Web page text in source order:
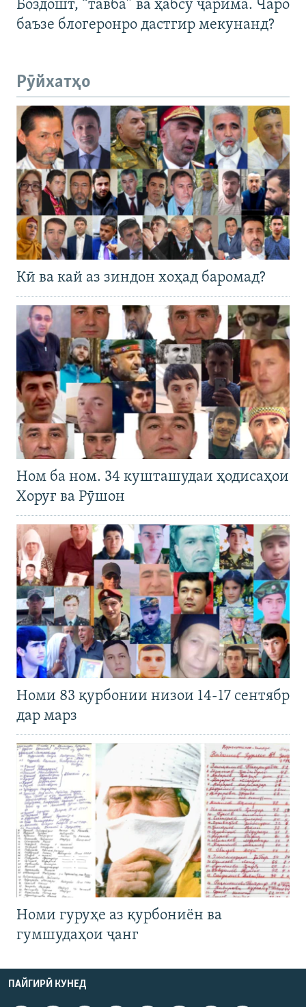
Боздошт, “тавба” ва ҳабсу ҷарима. Чаро
баъзе блогеронро дастгир мекунанд?
Рӯйхатҳо
Кӣ ва кай аз зиндон хоҳад баромад?
Ном ба ном. 34 кушташудаи ҳодисаҳои
Хоруғ ва Рӯшон
Номи 83 қурбонии низои 14-17 сентябр
дар марз
Номи гуруҳе аз қурбониён ва
гумшудаҳои ҷанг
ПАЙГИРӢ КУНЕД